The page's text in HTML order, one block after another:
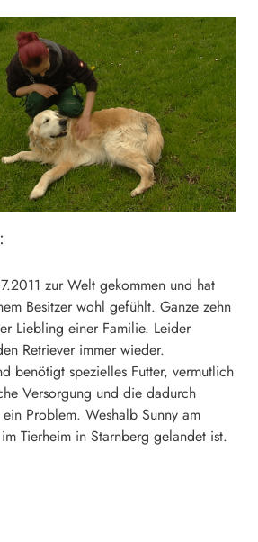
zur Welt gekommen und hat
Besitzer wohl gefühlt. Ganze zehn
Liebling einer Familie. Leider
Retriever immer wieder.
benötigt spezielles Futter, vermutlich
Versorgung und die dadurch
ein Problem. Weshalb Sunny am
Tierheim in Starnberg gelandet ist.